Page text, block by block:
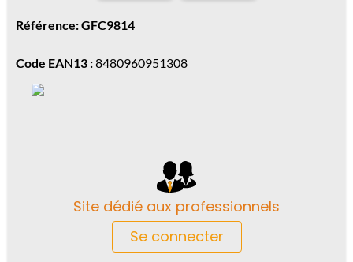
Référence: GFC9814
Code EAN13 :8480960951308
Site dédié aux professionnels
Se connecter